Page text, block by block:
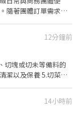
隨著團體訂單需求持
將餐點安全、準時送
清潔與整理。 4.離
。 2.細心有條理、時
獎金、年終分紅、尾
12分鐘前
切塊或切未等備料的
潔以及保養 5.切菜及
14小時前